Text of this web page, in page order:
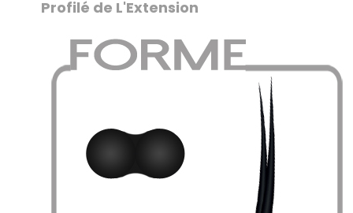
Profilé de L'Extension